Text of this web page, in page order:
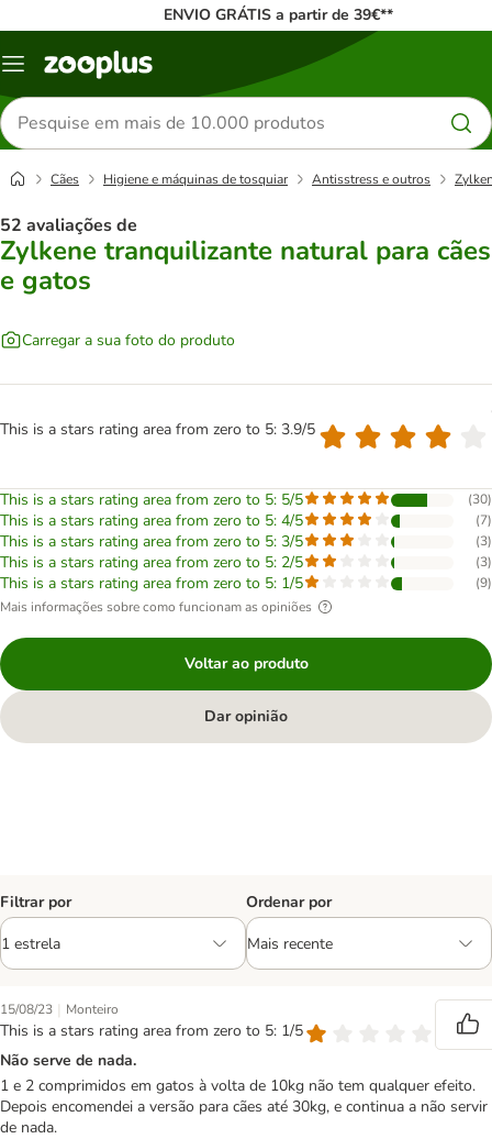
ENVIO GRÁTIS a partir de 39€**
Menu
Pesquisar
produtos
Cães Higiene e máquinas de tosquiar Antisstress e outros
52 avaliações de
Zylkene tranquilizante natural para cães
e gatos
Carregar a sua foto do produto
This is a stars rating area from zero to 5: 3.9/5
This is a stars rating area from zero to 5: 5/5 (30)
This is a stars rating area from zero to 5: 4/5 (7)
This is a stars rating area from zero to 5: 3/5 (3)
This is a stars rating area from zero to 5: 2/5 (3)
This is a stars rating area from zero to 5: 1/5 (9)
Mais informações sobre como funcionam as opiniões
Voltar ao produto
Dar opinião
Filtrar por Ordenar por
15/08/23 | Monteiro
This is a stars rating area from zero to 5: 1/5
Não serve de nada.
1 e 2 comprimidos em gatos à volta de 10kg não tem qualquer efeito.
Depois encomendei a versão para cães até 30kg, e continua a não servir
de nada.